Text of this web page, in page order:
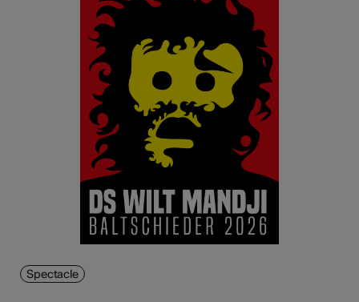
Spectacle